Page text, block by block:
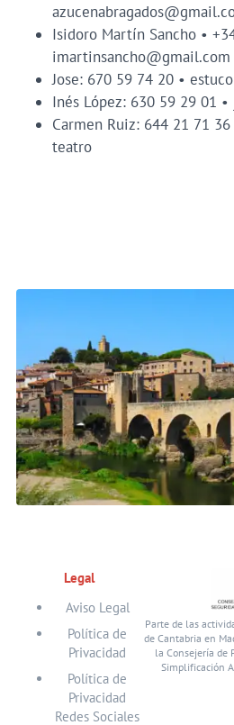
Isidoro Martín Sancho •
imartinsancho@gmail.com
Jose: 670 59 74 20 •
Inés López: 630 59 29 01
Carmen Ruiz: 644 21 71
teatro
Legal
Aviso Legal
Política de
Privacidad
Política de
Privacidad
Redes Sociales
Parte de las
de Cantabria en
la Consejería de
Simplificación